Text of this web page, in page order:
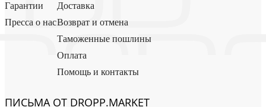
Гарантии
Пресса о нас
Доставка
Возврат и отмена
Таможенные пошлины
Оплата
Помощь и контакты
ПИСЬМА ОТ DROPP.MARKET